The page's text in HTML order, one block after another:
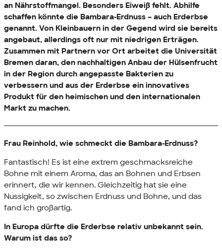
an Nährstoffmangel. Besonders Eiweiß fehlt. Abhilfe
schaffen könnte die Bambara-Erdnuss – auch Erderbse
genannt. Von Kleinbauern in der Gegend wird sie bereits
angebaut, allerdings oft nur mit niedrigen Erträgen.
Zusammen mit Partnern vor Ort arbeitet die Universität
Bremen daran, den nachhaltigen Anbau der Hülsenfrucht
in der Region durch angepasste Bakterien zu
verbessern und aus der Erderbse ein innovatives
Produkt für den heimischen und den internationalen
Markt zu machen.
Frau Reinhold, wie schmeckt die Bambara-Erdnuss?
Fantastisch! Es ist eine extrem geschmacksreiche
Bohne mit einem Aroma, das an Bohnen und Erbsen
erinnert, die wir kennen. Gleichzeitig hat sie eine
Nussigkeit, so zwischen Erdnuss und Bohne, und das
fand ich großartig.
In Europa dürfte die Erderbse relativ unbekannt sein.
Warum ist das so?